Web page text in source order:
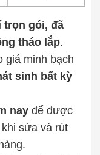
trọn gói, đã
tháo lắp.
giá minh bạch
sinh bất kỳ
nay để được
sửa và rút